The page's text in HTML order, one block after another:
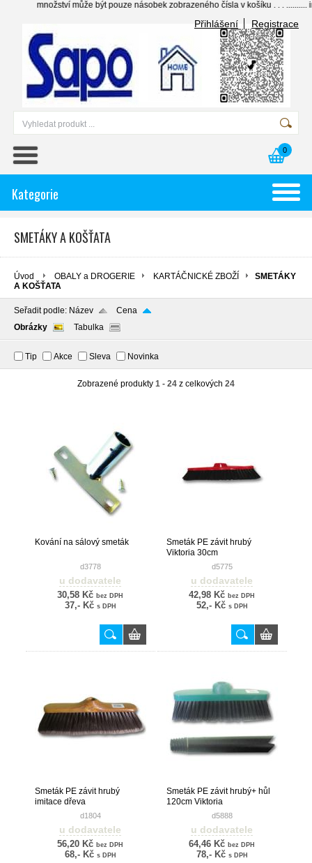
může být pouze násobek zobrazeného čísla v košíku . . . ..........
Přihlášení Registrace
0
Kategorie
SMETÁKY A KOŠŤATA
Úvod OBALY a DROGERIE KARTÁČNICKÉ ZBOŽÍ
SMETÁKY
A KOŠŤATA
Seřadit podle: Název
Cena
Obrázky
Tabulka
Tip Akce Sleva Novinka
Zobrazené produkty 1 - 24 z celkových 24
Kování na sálový smeták
d3778
u dodavatele
30,58 Kč bez DPH
37,- Kč s DPH
Smeták PE závit hrubý
Viktoria 30cm
d5775
u dodavatele
42,98 Kč bez DPH
52,- Kč s DPH
Smeták PE závit hrubý
imitace dřeva
d1804
u dodavatele
56,20 Kč bez DPH
68,- Kč s DPH
Smeták PE závit hrubý+ hůl
120cm Viktoria
d5888
u dodavatele
64,46 Kč bez DPH
78,- Kč s DPH